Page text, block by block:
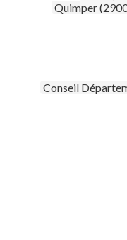
Quimper
Conseil